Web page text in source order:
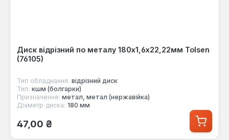
Диск відрізний по металу 180х1,6х22,22мм Tolsen
(76105)
Тип обладнання: відрізний диск
Тип: кшм (болгарки)
Призначення: метал, метал (нержавійка)
Діаметр диска: 180 мм
Звичайна ціна:
47,00 ₴